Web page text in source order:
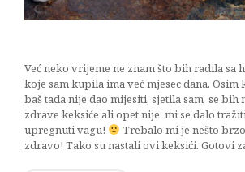
Već neko vrijeme ne znam što bih radila sa
koje sam kupila ima već mjesec dana. Osim
baš tada nije dao mijesiti, sjetila sam se bih
zdrave keksiće ali opet nije mi se dalo
upregnuti vagu!
Trebalo mi je nešto
zdravo! Tako su nastali ovi keksići. Gotovi